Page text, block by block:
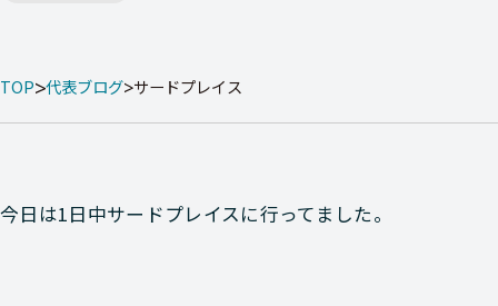
TOP 代表ブログ サードプレイス
今日は1日中サードプレイスに行ってました。